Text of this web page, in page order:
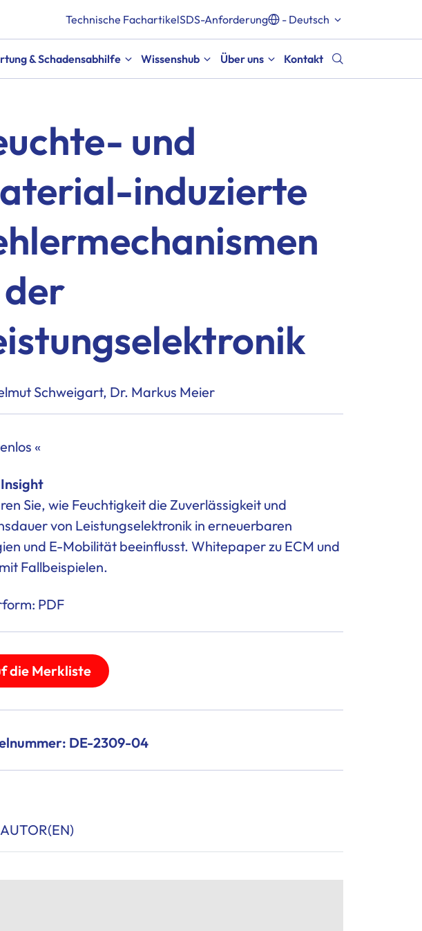
Technische FachartikelSDS-Anforderung - Deutsch
& Schadensabhilfe Wissenshub Über uns Kontakt
und
induzierte
Schweigart, Dr. Markus Meier
«
Sie, wie Feuchtigkeit die Zuverlässigkeit und
von Leistungselektronik in erneuerbaren
und E-Mobilität beeinflusst. Whitepaper zu ECM und
Fallbeispielen.
PDF
die Merkliste
DE-2309-04
AUTOR(EN)